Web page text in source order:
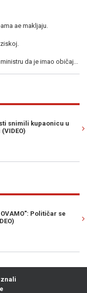
ae makljaju.
da je imao običaj...
NEKRETNINA NE
KM i više? Ko uzima
SMRT OPASNOG
služio je kaznu zbog ovih